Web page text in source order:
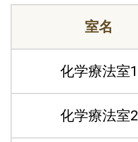
室名
化学療法室1
化学療法室2